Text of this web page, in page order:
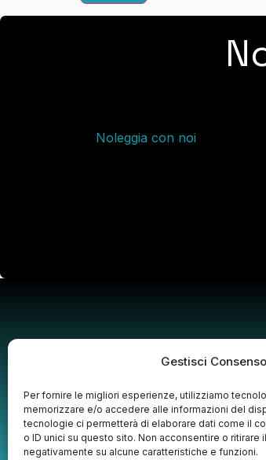
Gestisci Consenso
Per fornire le migliori esperienze, utilizziamo
memorizzare e/o accedere alle informazioni del
tecnologie ci permetterà di elaborare dati come il
o ID unici su questo sito. Non acconsentire o ritirare
negativamente su alcune caratteristiche e funzioni.
Noleggia con noi